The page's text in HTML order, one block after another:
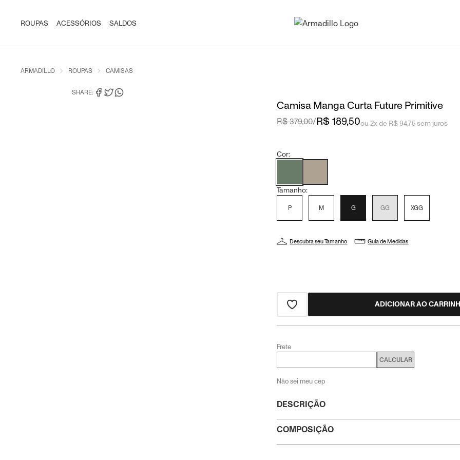
ROUPAS ACESSÓRIOS SALDOS
ARMADILLO ROUPAS CAMISAS
SHARE:
Camisa Manga Curta Future Primitive
DESCRIÇÃO
COMPOSIÇÃO
R$ 379,00/R$ 189,50ou 2x de R$ 94,75 sem juros
Cor:
Tamanho:
P M G GG XGG
Descubra seu Tamanho Guia de Medidas
ADICIONAR AO
Frete
CALCULAR
Não sei meu cep